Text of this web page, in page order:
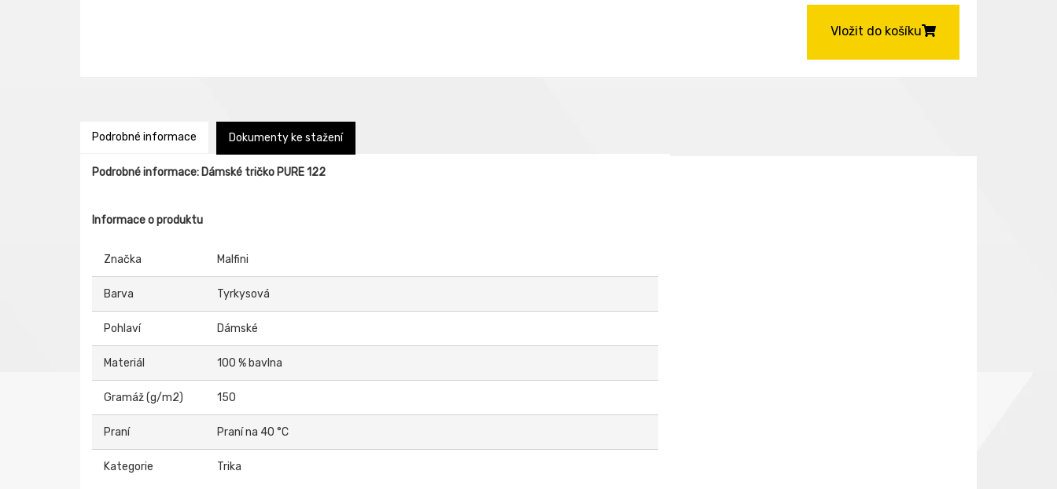
Vložit do košíku
Podrobné informace Dokumenty ke stažení
Podrobné informace: Dámské tričko PURE 122
Informace o produktu
Značka Malfini
Barva Tyrkysová
Pohlaví Dámské
Materiál 100 % bavlna
Gramáž (g/m2) 150
Praní Praní na 40 °C
Kategorie Trika